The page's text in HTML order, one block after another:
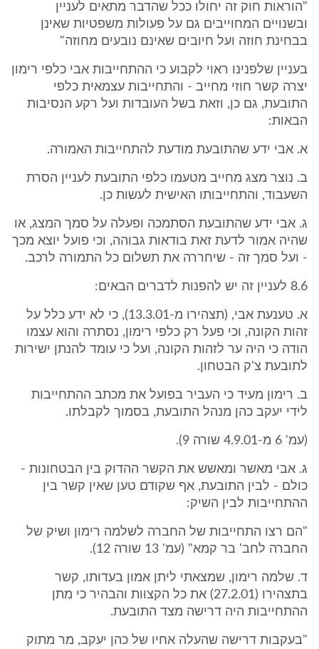
"הוראות חוק זה יחולו ככל שהדבר מתאים לעניין
ובשנויים המחוייבים גם על פעולות משפטיות שאינן
בבחינת חוזה ועל חיובים שאינם נובעים מחוזה"
בעניין שלפנינו ראוי לקבוע כי ההתחייבות אבי כלפי רימון
יצרה קשר חוזי מחייב - והתחייבות עצמאית כלפי
התובעת, גם כן, וזאת בשל העובדות ועל רקע הנסיבות
הבאות:
א. אבי ידע שהתובעת מודעת להתחייבות האמורה.
ב. נוצר מצג מחייב מטעמו כלפי התובעת לעניין הסרת
השעבוד, והתחייבותו האישית לעשות כן.
ג. אבי ידע שהתובעת הסתמכה ופעלה על סמך המצג, או
שהיה אמור לדעת זאת בודאות גבוהה, וכי פועל יוצא מכך
- ועל סמך זה - שיחררה את תשלום כל התמורה לרכב.
8.6 לעניין זה יש להפנות לדברים הבאים:
א. טענעת אבי, (תצהירו מ-13.3.01), כי לא ידע כלל על
זהות הקונה, וכי פעל רק כלפי רימון, נסתרה והוא עצמו
הודה כי היה ער לזהות הקונה, ועל כי עומד להנתן ישירות
לתובעת צ'ק הבטחון.
ב. רימון מעיד כי העביר בפועל את מכתב ההתחייבות
לידי יעקב כהן מנהל התובעת, בסמוך לקבלתו.
(עמ' 6 מ-4.9.01 שורה 9).
ג. אבי מאשר ומאשש את הקשר ההדוק בין הבטחונות -
כולם - לבין התובעת, אף שקודם טען שאין קשר בין
ההתחייבות לבין השיק:
"הם רצו התחייבות של החברה לשלמה רימון ושיק של
החברה לחב' בר קמא" (עמ' 13 שורה 12).
ד. שלמה רימון, שמצאתי ליתן אמון בעדותו, קשר
בתצהירו (27.2.01) את כל הקצוות והבהיר כי מתן
ההתחייבות היה דרישה מצד התובעת.
"בעקבות דרישה שהעלה אחיו של כהן יעקב, מר מתוק